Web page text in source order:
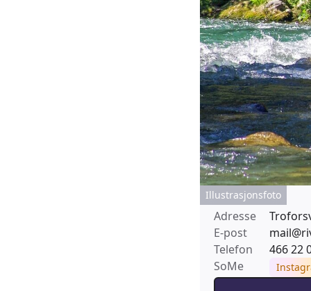
Illustrasjonsfoto
Adresse
E-post
Telefon
466 22
SoMe